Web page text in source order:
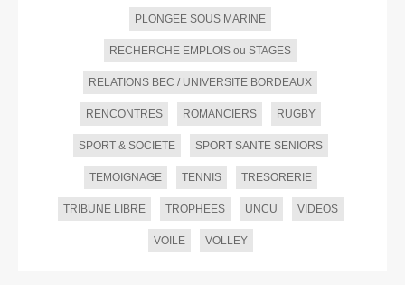
PLONGEE SOUS MARINE
RECHERCHE EMPLOIS ou STAGES
RELATIONS BEC / UNIVERSITE BORDEAUX
RENCONTRES ROMANCIERS RUGBY
SPORT & SOCIETE SPORT SANTE SENIORS
TEMOIGNAGE TENNIS TRESORERIE
TRIBUNE LIBRE TROPHEES UNCU VIDEOS
VOILE VOLLEY